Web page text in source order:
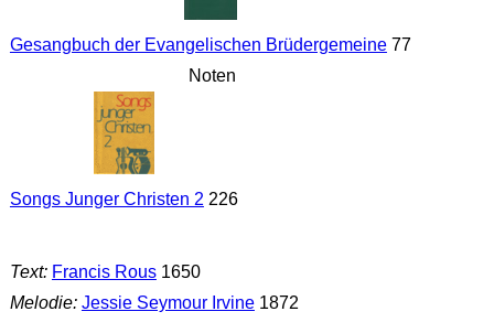
Gesangbuch der Evangelischen Brüdergemeine77
Noten
Songs Junger Christen 2 226
Text: Francis Rous1650
Melodie: Jessie Seymour Irvine1872